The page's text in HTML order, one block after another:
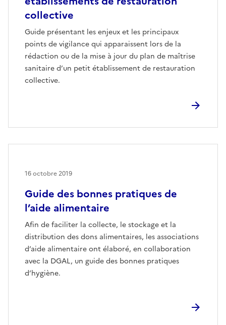
collective
Guide présentant les enjeux et les principaux
points de vigilance qui apparaissent lors de la
rédaction ou de la mise à jour du plan de maîtrise
sanitaire d’un petit établissement de restauration
collective.
Guide des bonnes pratiques de
l’aide alimentaire
Afin de faciliter la collecte, le stockage et la
distribution des dons alimentaires, les associations
d’aide alimentaire ont élaboré, en collaboration
avec la DGAL, un guide des bonnes pratiques
d’hygiène.
16 octobre 2019